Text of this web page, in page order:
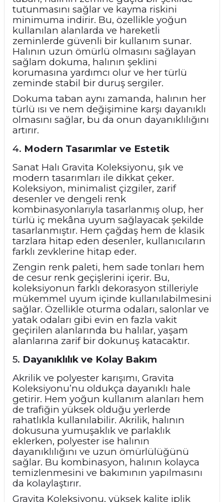
tutunmasını sağlar ve kayma riskini
minimuma indirir. Bu, özellikle yoğun
kullanılan alanlarda ve hareketli
zeminlerde güvenli bir kullanım sunar.
Halının uzun ömürlü olmasını sağlayan
sağlam dokuma, halının şeklini
korumasına yardımcı olur ve her türlü
zeminde stabil bir duruş sergiler.
Dokuma taban aynı zamanda, halının her
türlü ısı ve nem değişimine karşı dayanıklı
olmasını sağlar, bu da onun dayanıklılığını
artırır.
4. Modern Tasarımlar ve Estetik
Sanat Halı Gravita Koleksiyonu, şık ve
modern tasarımları ile dikkat çeker.
Koleksiyon, minimalist çizgiler, zarif
desenler ve dengeli renk
kombinasyonlarıyla tasarlanmış olup, her
türlü iç mekâna uyum sağlayacak şekilde
tasarlanmıştır. Hem çağdaş hem de klasik
tarzlara hitap eden desenler, kullanıcıların
farklı zevklerine hitap eder.
Zengin renk paleti, hem sade tonları hem
de cesur renk geçişlerini içerir. Bu,
koleksiyonun farklı dekorasyon stilleriyle
mükemmel uyum içinde kullanılabilmesini
sağlar. Özellikle oturma odaları, salonlar ve
yatak odaları gibi evin en fazla vakit
geçirilen alanlarında bu halılar, yaşam
alanlarına zarif bir dokunuş katacaktır.
5. Dayanıklılık ve Kolay Bakım
Akrilik ve polyester karışımı, Gravita
Koleksiyonu’nu oldukça dayanıklı hale
getirir. Hem yoğun kullanım alanları hem
de trafiğin yüksek olduğu yerlerde
rahatlıkla kullanılabilir. Akrilik, halının
dokusuna yumuşaklık ve parlaklık
eklerken, polyester ise halının
dayanıklılığını ve uzun ömürlülüğünü
sağlar. Bu kombinasyon, halının kolayca
temizlenmesini ve bakımının yapılmasını
da kolaylaştırır.
Gravita Koleksiyonu, yüksek kalite iplik